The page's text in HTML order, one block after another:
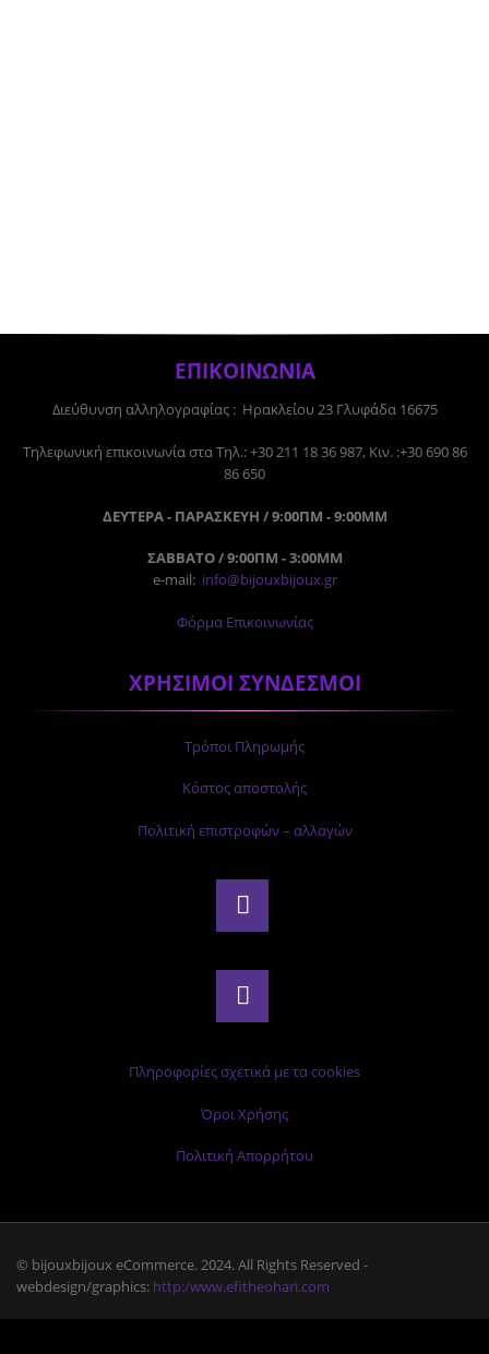
ΕΠΙΚΟΙΝΩΝΙΑ
Διεύθυνση αλληλογραφίας : Ηρακλείου 23 Γλυφάδα 16675
Tηλεφωνική επικοινωνία στα Τηλ.: +30 211 18 36 987, Κιν. :+30 690 86
86 650
ΔΕΥΤΕΡΑ - ΠΑΡΑΣΚΕΥΗ / 9:00ΠΜ - 9:00ΜΜ
ΣΑΒΒΑΤΟ / 9:00ΠΜ - 3:00ΜΜ
e-mail: info@bijouxbijoux.gr
Φόρμα Επικοινωνίας
ΧΡΗΣΙΜΟΙ ΣΥΝΔΕΣΜΟΙ
Τρόποι Πληρωμής
Κόστος αποστολής
Πολιτική επιστροφών – αλλαγών
Πληροφορίες σχετικά με τα cookies
Όροι Χρήσης
Πολιτική Απορρήτου
© bijouxbijoux eCommerce. 2024. All Rights Reserved -
webdesign/graphics: http:/www.efitheohari.com